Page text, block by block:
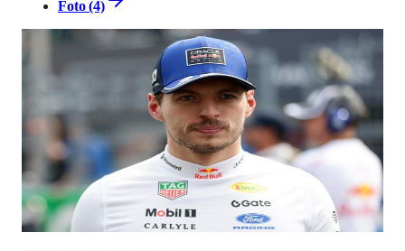
Foto (4)